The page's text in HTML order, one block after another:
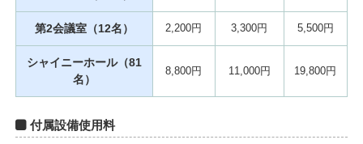
第2会議室（12名） 2,200円 3,300円 5,500円
シャイニーホール（81
名）
8,800円 11,000円 19,800円
付属設備使用料